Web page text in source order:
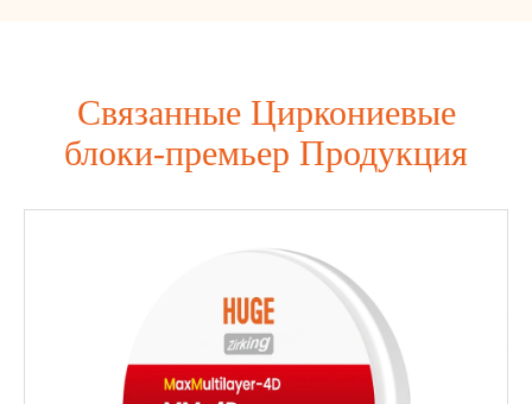
Связанные Циркониевые
блоки-премьер Продукция